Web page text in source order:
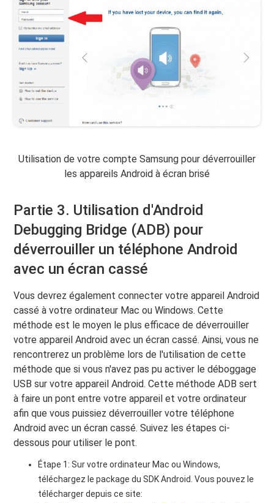
Utilisation de votre compte Samsung pour déverrouiller
les appareils Android à écran brisé
Partie 3. Utilisation d'Android
Debugging Bridge (ADB) pour
déverrouiller un téléphone Android
avec un écran cassé
Vous devrez également connecter votre appareil Android
cassé à votre ordinateur Mac ou Windows. Cette
méthode est le moyen le plus efficace de déverrouiller
votre appareil Android avec un écran cassé. Ainsi, vous ne
rencontrerez un problème lors de l'utilisation de cette
méthode que si vous n'avez pas pu activer le déboggage
USB sur votre appareil Android. Cette méthode ADB sert
à faire un pont entre votre appareil et votre ordinateur
afin que vous puissiez déverrouiller votre téléphone
Android avec un écran cassé. Suivez les étapes ci-
dessous pour utiliser le pont.
Étape 1: Sur votre ordinateur Mac ou Windows,
téléchargez le package du SDK Android. Vous pouvez le
télécharger depuis ce site: